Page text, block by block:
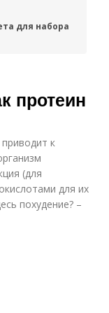
для набора
протеин
к
(для
для их
похудение? –